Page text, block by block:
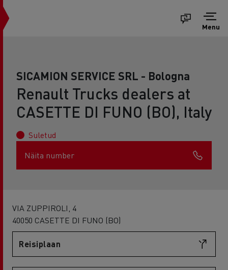
Menu
SICAMION SERVICE SRL - Bologna
Renault Trucks dealers at
CASETTE DI FUNO (BO), Italy
Suletud
Näita number
VIA ZUPPIROLI, 4
40050 CASETTE DI FUNO (BO)
Reisiplaan